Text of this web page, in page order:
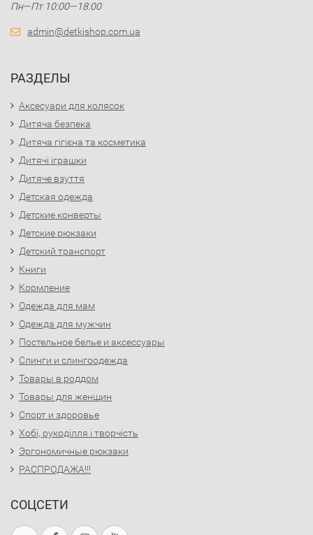
Пн—Пт 10:00—18:00
admin@detkishop.com.ua
РАЗДЕЛЫ
Аксесуари для колясок
Дитяча безпека
Дитяча гігієна та косметика
Дитячі іграшки
Дитяче взуття
Детская одежда
Детские конверты
Детские рюкзаки
Детский транспорт
Книги
Кормление
Одежда для мам
Одежда для мужчин
Постельное белье и аксессуары
Слинги и слингоодежда
Товары в роддом
Товары для женщин
Спорт и здоровье
Хобі, рукоділля і творчість
Эргономичные рюкзаки
РАСПРОДАЖА!!!
СОЦСЕТИ